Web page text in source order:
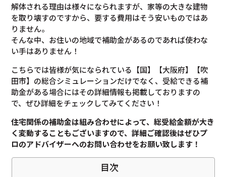
解体される理由は様々になられますが、家等の大きな建物
を取り壊すのですから、要する費用はそう安いものではあ
りません。
そんな中、お住いの地域で補助金があるのであれば使わな
い手はありません！
こちらでは皆様が気になられている【国】【大阪府】【吹
田市】の総合シミュレーションだけでなく、受給できる補
助金がある場合にはその詳細情報も掲載しておりますの
で、ぜひ詳細をチェックしてみてください！
住宅関係の補助金は組み合わせによって、総受給金額が大き
く変動することもございますので、詳細ご確認後はぜひプ
ロのアドバイザーへのお問い合わせをお願い致します！
目次